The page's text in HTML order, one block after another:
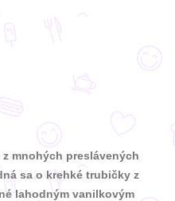
mnohých preslávených
sa o krehké trubičky z
lahodným vanilkovým